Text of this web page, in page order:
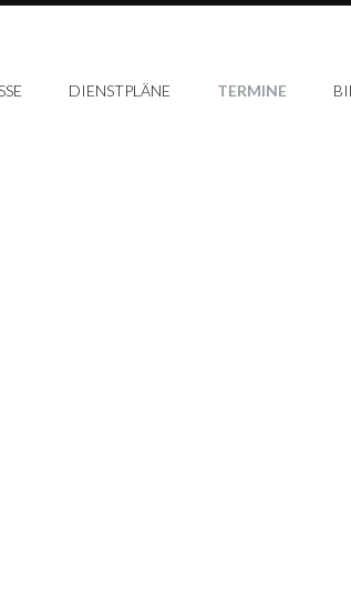
DIENSTPLÄNE TERMINE